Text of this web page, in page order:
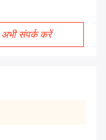
अभी संपर्क करें